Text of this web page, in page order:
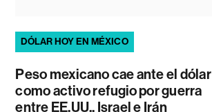
DÓLAR HOY EN MÉXICO
Peso mexicano cae ante el dólar
como activo refugio por guerra
entre EE.UU., Israel e Irán